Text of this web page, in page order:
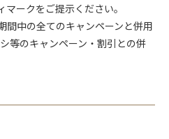
ークをご提示ください。
間中の全てのキャンペーンと併用
等のキャンペーン・割引との併